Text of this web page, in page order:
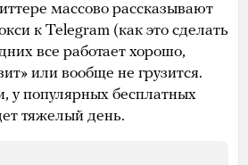
массово рассказывают
к Telegram (как это сделать
все работает хорошо,
или вообще не грузится.
у популярных бесплатных
тяжелый день.